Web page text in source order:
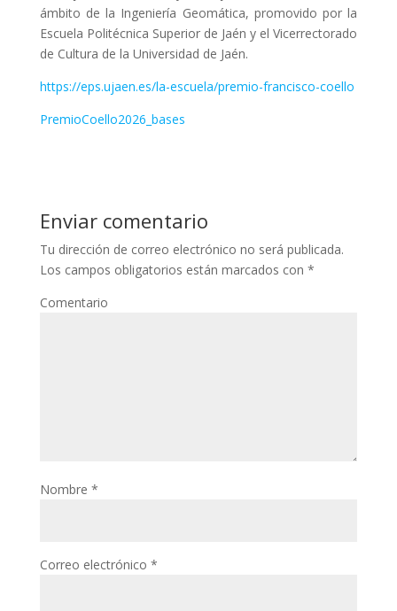
ámbito de la Ingeniería ‪Geomática, promovido por la
Escuela Politécnica Superior de Jaén y el Vicerrectorado
de Cultura de la Universidad de Jaén.
https://eps.ujaen.es/la-escuela/premio-francisco-coello
PremioCoello2026_bases
Enviar comentario
Tu dirección de correo electrónico no será publicada.
Los campos obligatorios están marcados con *
Comentario
Nombre *
Correo electrónico *